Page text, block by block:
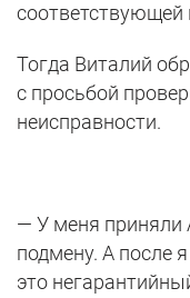
Тогда Виталий
с просьбой
неисправности.
— У меня приняли
подмену. А после
это